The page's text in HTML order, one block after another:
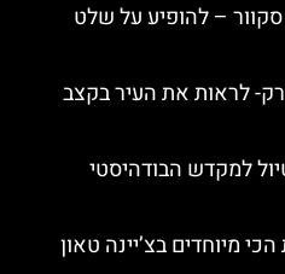
– להופיע על שלט
לראות את העיר בקצב
למקדש הבודהיסטי
מיוחדים בצ’יינה טאון